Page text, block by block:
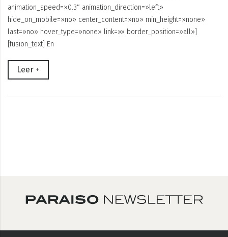
animation_speed=»0.3″ animation_direction=»left»
hide_on_mobile=»no» center_content=»no» min_height=»none»
last=»no» hover_type=»none» link=»» border_position=»all»]
[fusion_text] En
Leer +